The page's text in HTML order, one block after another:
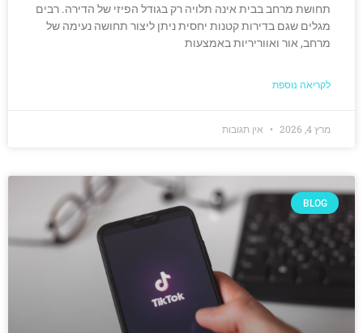
תחושת מרחב בבית אינה תלויה רק בגודל הפיזי של הדירה. רבים
מגלים שגם בדירות קטנות יחסית ניתן ליצור תחושה נעימה של
מרחב, אור ואווריריות באמצעות
לקריאה נוספת
מרץ 4, 2026 אין תגובות
BLOG